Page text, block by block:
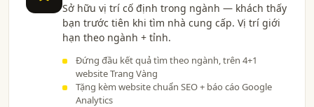
Sở hữu vị trí cố định trong ngành — khách thấy
bạn trước tiên khi tìm nhà cung cấp. Vị trí giới
hạn theo ngành + tỉnh.
Đứng đầu kết quả tìm theo ngành, trên 4+1
website Trang Vàng
Tặng kèm website chuẩn SEO + báo cáo Google
Analytics